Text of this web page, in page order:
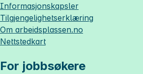
Informasjonskapsler
Tilgjengelighetserklæring
Om arbeidsplassen.no
Nettstedkart
For jobbsøkere